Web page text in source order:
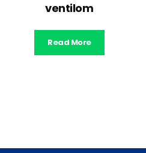
ventilom
Read More